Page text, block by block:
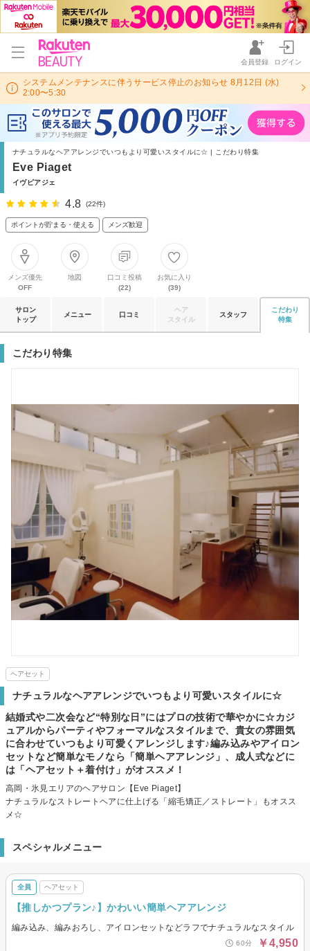
会員登録 ログイン
システムメンテナンスに伴うサービス停止のお知らせ 8月12日 (水)
2:00〜5:30
ナチュラルなヘアアレンジでいつもより可愛いスタイルに☆ | こだわり特集
Eve Piaget
イヴピアジェ
4.8 (22件)
ポイントが貯まる・使える メンズ歓迎
メンズ優先
OFF
地図
口コミ投稿
(22)
お気に入り
(39)
サロン
トップ
メニュー 口コミ
ヘア
スタイル
スタッフ
こだわり
特集
こだわり特集
ヘアセット
ナチュラルなヘアアレンジでいつもより可愛いスタイルに☆
結婚式や二次会など“特別な日”にはプロの技術で華やかに☆カジ
ュアルからパーティやフォーマルなスタイルまで、貴女の雰囲気
に合わせていつもより可愛くアレンジします♪編み込みやアイロン
セットなど簡単なモノなら「簡単ヘアアレンジ」、成人式などに
は「ヘアセット＋着付け」がオススメ！
高岡・氷見エリアのヘアサロン【Eve Piaget】
ナチュラルなストレートヘアに仕上げる「縮毛矯正／ストレート」もオスス
メ☆
スペシャルメニュー
全員 ヘアセット
【推しかつプラン♪】かわいい簡単ヘアアレンジ
編み込み、編みおろし、アイロンセットなどラフでナチュラルなスタイル
60分 ￥4,950